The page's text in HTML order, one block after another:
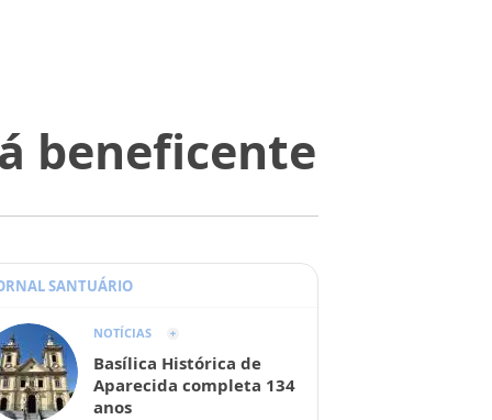
beneficente
SANTUÁRIO
NOTÍCIAS
Basílica Histórica de
Aparecida completa 134
anos